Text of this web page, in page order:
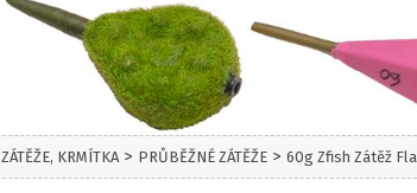
ZÁTĚŽE, KRMÍTKA> PRŮBĚŽNÉ ZÁTĚŽE > 60g Zfish Zátěž